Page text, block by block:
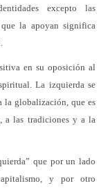
excepto las
la apoyan significa
en su oposición al
La izquierda se
la globalización, que es
a las tradiciones y a la
que por un lado
y por otro